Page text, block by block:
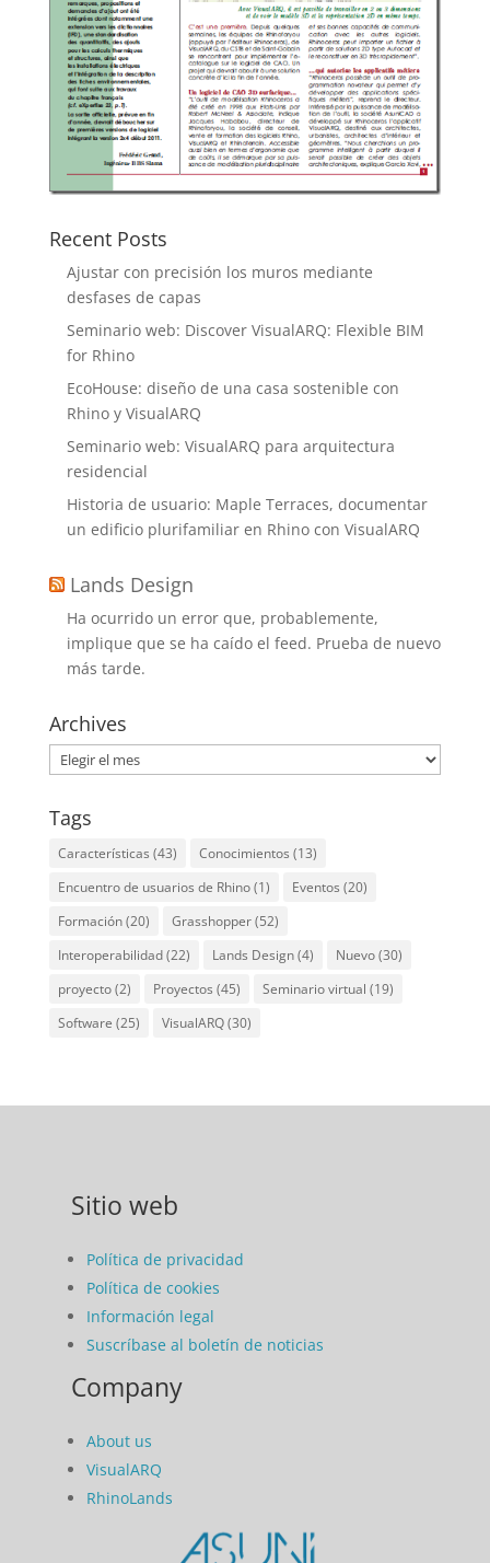
Recent Posts
Ajustar con precisión los muros mediante
desfases de capas
Seminario web: Discover VisualARQ: Flexible BIM
for Rhino
EcoHouse: diseño de una casa sostenible con
Rhino y VisualARQ
Seminario web: VisualARQ para arquitectura
residencial
Historia de usuario: Maple Terraces, documentar
un edificio plurifamiliar en Rhino con VisualARQ
Lands Design
Ha ocurrido un error que, probablemente,
implique que se ha caído el feed. Prueba de nuevo
más tarde.
Archives
Archives
Tags
Características (43) Conocimientos (13)
Encuentro de usuarios de Rhino(1) Eventos (20)
Formación(20) Grasshopper(52)
Interoperabilidad(22) Lands Design(4) Nuevo(30)
proyecto(2) Proyectos (45) Seminario virtual (19)
Software (25) VisualARQ(30)
Sitio web
Política de privacidad
Política de cookies
Información legal
Suscríbase al boletín de noticias
Company
About us
VisualARQ
RhinoLands